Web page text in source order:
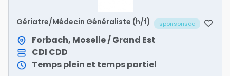
Gériatre/Médecin Généraliste (h/f) sponsorisée
Forbach, Moselle / Grand Est
CDI CDD
Temps plein et temps partiel